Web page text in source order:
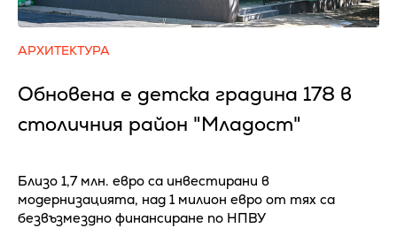
АРХИТЕКТУРА
Обновена е детска градина 178 в
столичния район "Младост"
Близо 1,7 млн. евро са инвестирани в
модернизацията, над 1 милион евро от тях са
безвъзмездно финансиране по НПВУ